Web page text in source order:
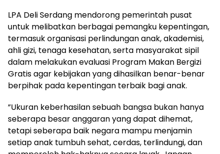
‎LPA Deli Serdang mendorong pemerintah pusat
untuk melibatkan berbagai pemangku kepentingan,
termasuk organisasi perlindungan anak, akademisi,
ahli gizi, tenaga kesehatan, serta masyarakat sipil
dalam melakukan evaluasi Program Makan Bergizi
Gratis agar kebijakan yang dihasilkan benar-benar
berpihak pada kepentingan terbaik bagi anak.
‎”Ukuran keberhasilan sebuah bangsa bukan hanya
seberapa besar anggaran yang dapat dihemat,
tetapi seberapa baik negara mampu menjamin
setiap anak tumbuh sehat, cerdas, terlindungi, dan